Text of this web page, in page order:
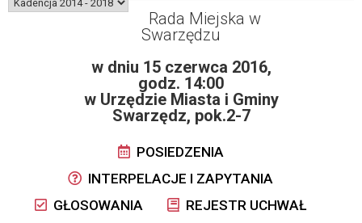
Rada Miejska w
Swarzędzu
w dniu 15 czerwca 2016,
godz. 14:00
w Urzędzie Miasta i Gminy
Swarzędz, pok.2-7
POSIEDZENIA
INTERPELACJE I ZAPYTANIA
GŁOSOWANIA
REJESTR UCHWAŁ